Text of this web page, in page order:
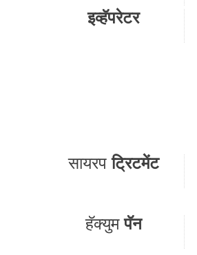
इव्हॅपरेटर
सायरपट्रिटमेंट
हॅक्युमपॅन